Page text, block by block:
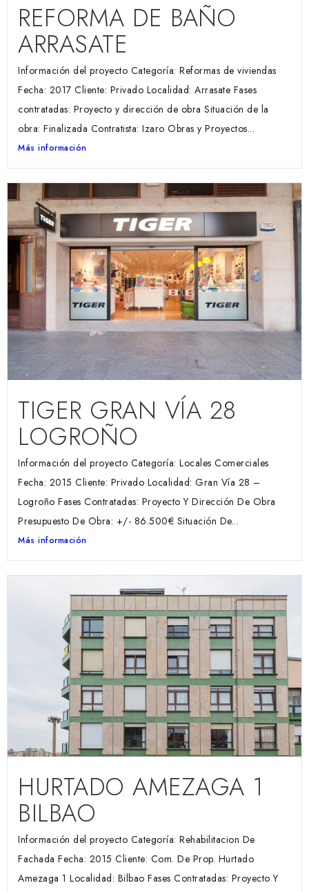
REFORMA DE BAÑO
ARRASATE
Información del proyecto Categoría: Reformas de viviendas
Fecha: 2017 Cliente: Privado Localidad: Arrasate Fases
contratadas: Proyecto y dirección de obra Situación de la
obra: Finalizada Contratista: Izaro Obras y Proyectos...
Más información
TIGER GRAN VÍA 28
LOGROÑO
Información del proyecto Categoría: Locales Comerciales
Fecha: 2015 Cliente: Privado Localidad: Gran Vía 28 –
Logroño Fases Contratadas: Proyecto Y Dirección De Obra
Presupuesto De Obra: +/- 86.500€ Situación De...
Más información
HURTADO AMEZAGA 1
BILBAO
Información del proyecto Categoría: Rehabilitacion De
Fachada Fecha: 2015 Cliente: Com. De Prop. Hurtado
Amezaga 1 Localidad: Bilbao Fases Contratadas: Proyecto Y